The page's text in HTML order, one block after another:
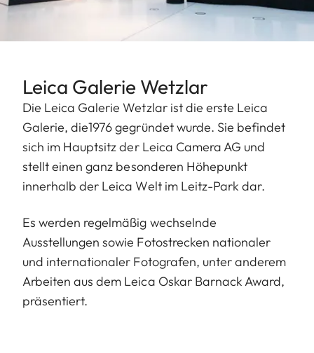
Leica Galerie Wetzlar
Die Leica Galerie Wetzlar ist die erste Leica
Galerie, die1976 gegründet wurde. Sie befindet
sich im Hauptsitz der Leica Camera AG und
stellt einen ganz besonderen Höhepunkt
innerhalb der Leica Welt im Leitz-Park dar.
Es werden regelmäßig wechselnde
Ausstellungen sowie Fotostrecken nationaler
und internationaler Fotografen, unter anderem
Arbeiten aus dem Leica Oskar Barnack Award,
präsentiert.